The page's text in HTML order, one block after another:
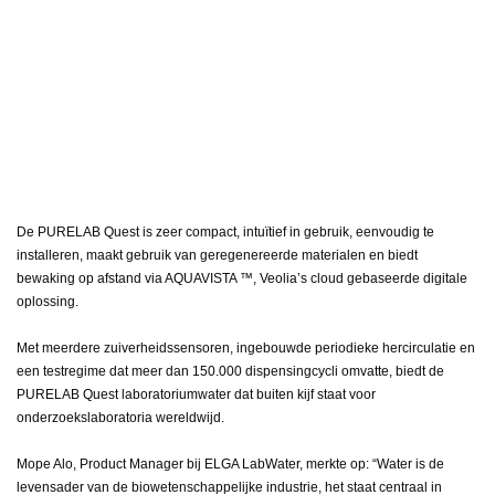
De PURELAB Quest is zeer compact, intuïtief in gebruik, eenvoudig te
installeren, maakt gebruik van geregenereerde materialen en biedt
bewaking op afstand via AQUAVISTA ™, Veolia’s cloud gebaseerde digitale
oplossing.
Met meerdere zuiverheidssensoren, ingebouwde periodieke hercirculatie en
een testregime dat meer dan 150.000 dispensingcycli omvatte, biedt de
PURELAB Quest laboratoriumwater dat buiten kijf staat voor
onderzoekslaboratoria wereldwijd.
Mope Alo, Product Manager bij ELGA LabWater, merkte op: “Water is de
levensader van de biowetenschappelijke industrie, het staat centraal in